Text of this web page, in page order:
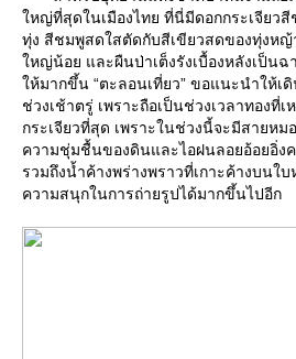
หญ่ที่สุดในเมืองไทย ที่นี่มีดอกกระเจียวสี
ทุ่ง สีชมพูสดใสตัดกับสีเขียวสดของทุ่งห
หญ่น้อย และผืนป่าเต็งรังเบื้องหลังเป็นฉ
ห้มากขึ้น “ตะลอนเที่ยว” ขอแนะนำให้เ
ช่วงเช้าตรู่ เพราะถือเป็นช่วงเวลาทองที่
กระเจียวที่สุด เพราะในช่วงนี้จะมีสายห
ความชุ่มชื้นของดินและไอฝนลอยอ้อยอิ่งค
รวมถึงน้ำค้างพร่างพราวที่เกาะค้างบนใ
ความสนุกในการถ่ายรูปได้มากขึ้นไปอีก